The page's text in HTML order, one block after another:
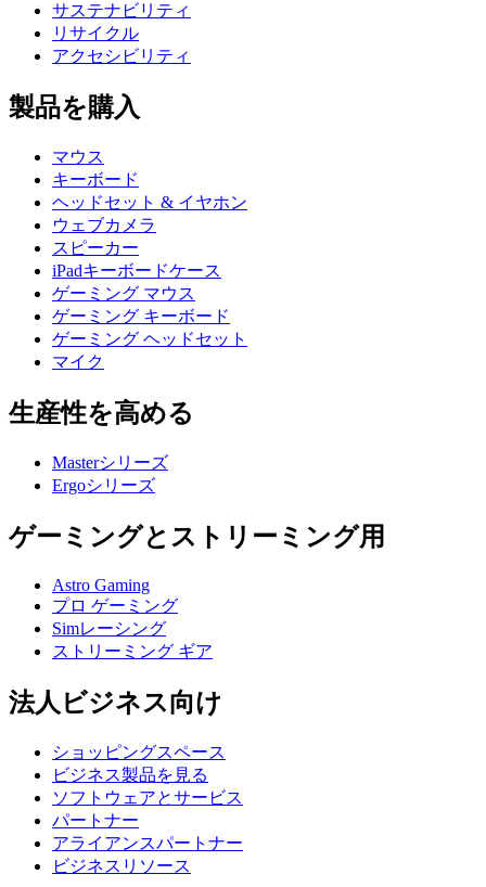
サステナビリティ
リサイクル
アクセシビリティ
製品を購入
マウス
キーボード
ヘッドセット & イヤホン
ウェブカメラ
スピーカー
iPadキーボードケース
ゲーミング マウス
ゲーミング キーボード
ゲーミング ヘッドセット
マイク
生産性を高める
Masterシリーズ
Ergoシリーズ
ゲーミングとストリーミング用
Astro Gaming
プロ ゲーミング
Simレーシング
ストリーミング ギア
法人ビジネス向け
ショッピングスペース
ビジネス製品を見る
ソフトウェアとサービス
パートナー
アライアンスパートナー
ビジネスリソース